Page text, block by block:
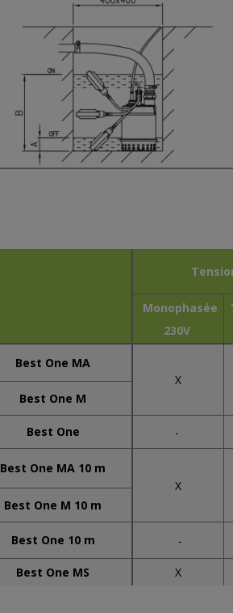
Monophasée
230V
Best One MA
X
Best One M
Best One
-
Best One MA 10 m
X
Best One M 10 m
Best One 10 m
-
Best One MS X